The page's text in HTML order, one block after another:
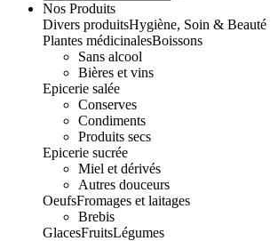
Nos Produits
Divers produitsHygiène, Soin & Beauté
Plantes médicinalesBoissons
Sans alcool
Bières et vins
Epicerie salée
Conserves
Condiments
Produits secs
Epicerie sucrée
Miel et dérivés
Autres douceurs
OeufsFromages et laitages
Brebis
GlacesFruitsLégumes